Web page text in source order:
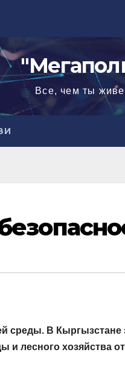
Все, чем ты
В Кыргызстане
и лесного хозяйства